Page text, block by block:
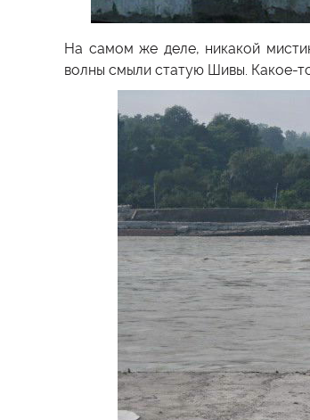
На самом же деле, никакой
волны смыли статую Шивы. Какое-